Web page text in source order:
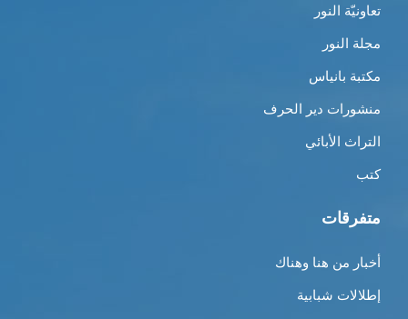
تعاونيّة النور
مجلة النور
مكتبة بانياس
منشورات دير الحرف
التراث الأبائي
كتب
متفرقات
أخبار من هنا وهناك
إطلالات شبابية